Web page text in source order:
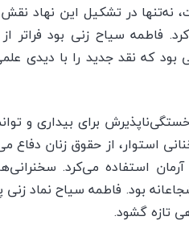
نه‌تنها در تشکیل این نهاد
سیاح زنی بود فراتر از
که نقد جدید را با دیدی
برای بیداری و
استوار، از حقوق زنان دفاع
استفاده می‌کرد.
بود. فاطمه سیاح نماد
تازه گشود.